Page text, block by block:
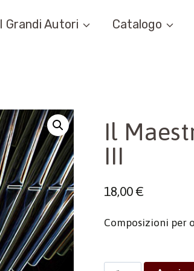
I Grandi Autori Catalogo
Il
III
18,00€
Composizioni per